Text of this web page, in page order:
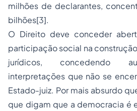
milhões de declarantes,
bilhões[3].
O Direito deve conceder
participação social na
jurídicos, concedendo
interpretações que não se
Estado-juiz. Por mais absurdo
que digam que a democracia é